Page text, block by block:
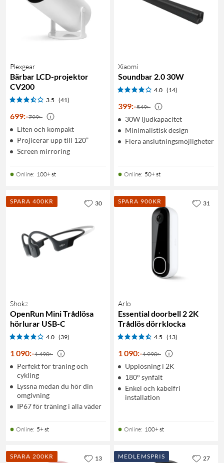
Plexgear
Bärbar LCD-projektor
CV200
3.5 (41)
699:-799:-
Liten och kompakt
Projicerar upp till 120”
Screen mirroring
Online: 100+ st
Xiaomi
Soundbar 2.0 30W
4.0 (14)
399:-549:-
30W ljudkapacitet
Minimalistisk design
Flera anslutningsmöjligheter
Online: 50+ st
SPARA 400KR
Shokz
OpenRun Mini Trådlösa
hörlurar USB-C
4.0 (39)
1 090:-1 490:-
Perfekt för träning och
cykling
Lyssna medan du hör din
omgivning
IP67 för träning i alla väder
Online: 5+ st
30 SPARA 900KR
Arlo
Essential doorbell 2 2K
Trådlös dörrklocka
4.5 (13)
1 090:-1 990:-
Upplösning i 2K
180° synfält
Enkel och kabelfri
installation
Online: 100+ st
31
SPARA 200KR 13 MEDLEMSPRIS 27